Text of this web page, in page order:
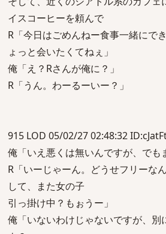
イスコーヒーを頼んで
R「今日はごめんねー食事一緒にで
ょっと会いたくてねぇ」
俺「え？Rさんが俺に？」
R「うん。わーるーいー？」
915 LOD 05/02/27 02:48:32
俺「いえ悪くは無いんですが、でも
R「いーじゃーん。どうせフリーな
して、また女の子
引っ掛け中？もぉうー」
俺「いないわけじゃないですが、別